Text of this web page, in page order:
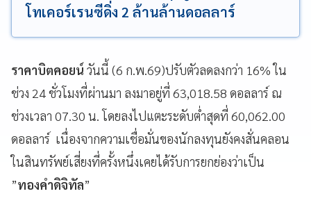
โทเคอร์เรนซีดิ่ง 2 ล้านล้านดอลลาร์
ราคาบิตคอยน์ วันนี้ (6 ก.พ.69)ปรับตัวลดลงกว่า 16% ใน
ช่วง 24 ชั่วโมงที่ผ่านมา ลงมาอยู่ที่ 63,018.58 ดอลลาร์ ณ
ช่วงเวลา 07.30 น. โดยลงไปแตะระดับต่ำสุดที่ 60,062.00
ดอลลาร์ เนื่องจากความเชื่อมั่นของนักลงทุนยังคงสั่นคลอน
ในสินทรัพย์เสี่ยงที่ครั้งหนึ่งเคยได้รับการยกย่องว่าเป็น
”ทองคำดิจิทัล”